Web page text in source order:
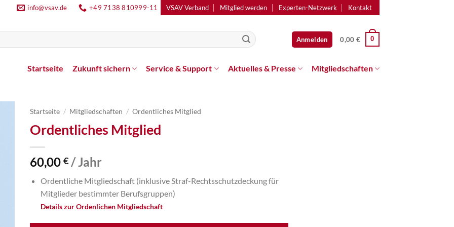
info@vsav.de +49 7138 810999-11 VSAV Verband Mitglied werden Experten-Netzwerk Kontakt
Anmelden 0,00 € 0
Startseite Zukunft sichern Service & Support Aktuelles & Presse Mitgliedschaften
Startseite / Mitgliedschaften / Ordentliches Mitglied
Ordentliches Mitglied
60,00 € / Jahr
Ordentliche Mitgliedschaft (inklusive Straf-Rechtsschutzdeckung für
Mitglieder bestimmter Berufsgruppen)
Details zur Ordenlichen Mitgliedschaft